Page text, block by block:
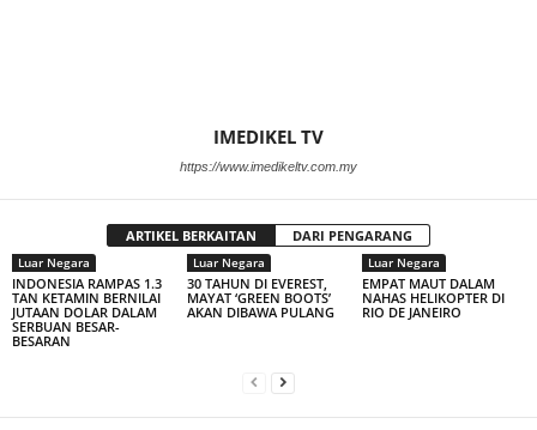
IMEDIKEL TV
https://www.imedikeltv.com.my
ARTIKEL BERKAITAN DARI PENGARANG
Luar Negara
INDONESIA RAMPAS 1.3
TAN KETAMIN BERNILAI
JUTAAN DOLAR DALAM
SERBUAN BESAR-
BESARAN
Luar Negara
30 TAHUN DI EVEREST,
MAYAT ‘GREEN BOOTS’
AKAN DIBAWA PULANG
Luar Negara
EMPAT MAUT DALAM
NAHAS HELIKOPTER DI
RIO DE JANEIRO